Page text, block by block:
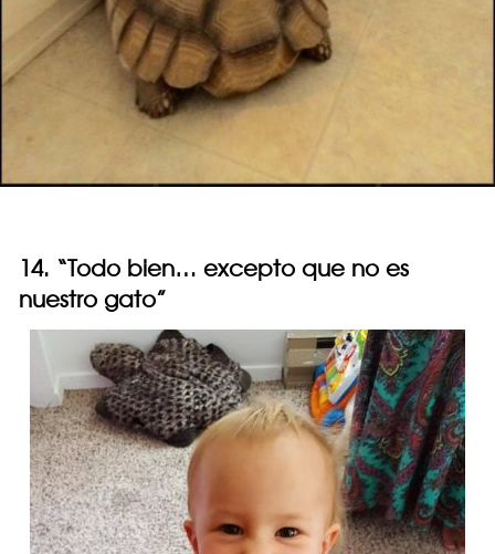
14. “Todo bien… excepto que no es
nuestro gato”